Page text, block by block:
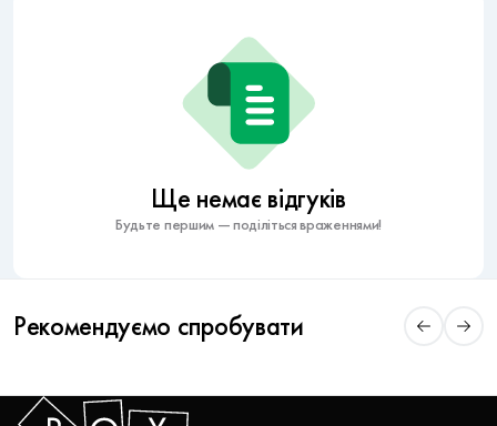
Ще немає відгуків
Будьте першим — поділіться враженнями!
Рекомендуємо спробувати